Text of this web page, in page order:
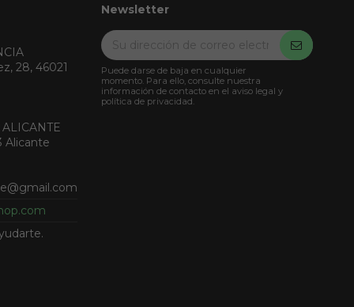
28, 46021
Alicante
Newsletter
Puede darse de baja en cualquier
momento. Para ello, consulte nuestra
información de contacto en el aviso legal y
política de privacidad.